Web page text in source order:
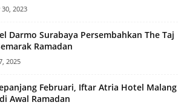
2023
Darmo Surabaya Persembahkan The Taj
Ramadan
2025
Februari, Iftar Atria Hotel Malang
Awal Ramadan